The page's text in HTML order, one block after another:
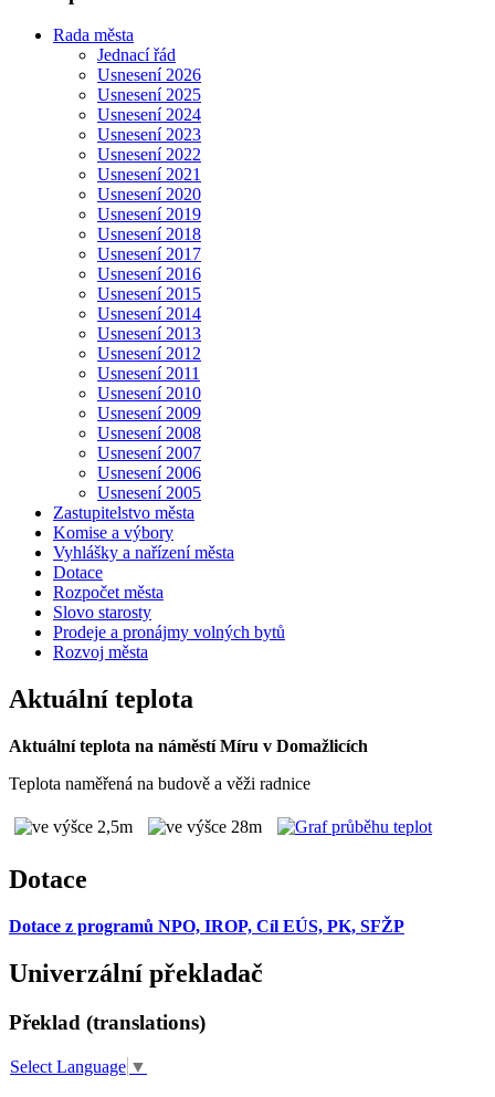
Rada města
Jednací řád
Usnesení 2026
Usnesení 2025
Usnesení 2024
Usnesení 2023
Usnesení 2022
Usnesení 2021
Usnesení 2020
Usnesení 2019
Usnesení 2018
Usnesení 2017
Usnesení 2016
Usnesení 2015
Usnesení 2014
Usnesení 2013
Usnesení 2012
Usnesení 2011
Usnesení 2010
Usnesení 2009
Usnesení 2008
Usnesení 2007
Usnesení 2006
Usnesení 2005
Zastupitelstvo města
Komise a výbory
Vyhlášky a nařízení města
Dotace
Rozpočet města
Slovo starosty
Prodeje a pronájmy volných bytů
Rozvoj města
Aktuální teplota
Aktuální teplota na náměstí Míru v Domažlicích
Teplota naměřená na budově a věži radnice
Dotace
Dotace z programů NPO, IROP, Cíl EÚS, PK, SFŽP
Univerzální překladač
Překlad (translations)
Select Language ▼